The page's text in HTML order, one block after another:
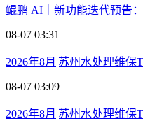
鲲鹏 AI｜新功能迭代预告
08-07 03:31
2026年8月|苏州水处理维保
08-07 03:09
2026年8月|苏州水处理维保